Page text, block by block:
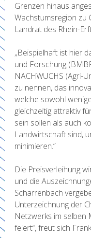
Grenzen hinaus
Wachstumsregion zu
Landrat des Rhein-
„Beispielhaft ist hier
und Forschung
NACHWUCHS (Agri-
zu nennen, das
welche sowohl
gleichzeitig attraktiv
sein sollen als auch
Landwirtschaft sind,
minimieren.“
Die Preisverleihung
und die
Scharrenbach
Unterzeichnung der
Netzwerks im selben
feiert“, freut sich